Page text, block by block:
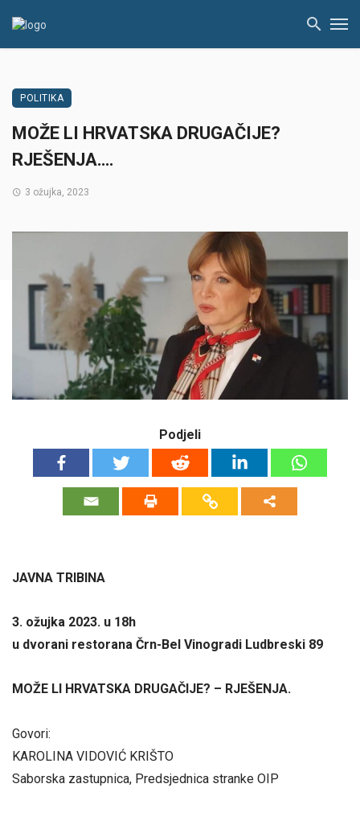
POLITIKA
MOŽE LI HRVATSKA DRUGAČIJE?
RJEŠENJA….
3 ožujka, 2023
Podjeli
JAVNA TRIBINA
3. ožujka 2023. u 18h
u dvorani restorana Črn-Bel Vinogradi Ludbreski 89
MOŽE LI HRVATSKA DRUGAČIJE? – RJEŠENJA.
Govori:
KAROLINA VIDOVIĆ KRIŠTO
Saborska zastupnica, Predsjednica stranke OIP